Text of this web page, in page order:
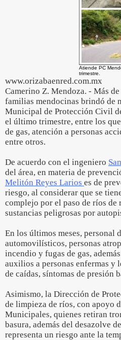
Atiende PC
trimestre.
www.orizabaenred.com.mx
Camerino Z. Mendoza. - Más
familias mendocinas brindó de
Municipal de Protección Civil
el último trimestre, entre los
de gas, atención a personas
entre otros.
De acuerdo con el ingeniero
del área, en materia de
Melitón Reyes Larios es de
riesgo, al considerar que se
complejo por el paso de ríos de
sustancias peligrosas por
En los últimos meses, personal
automovilísticos, personas
incendio y fugas de gas,
auxilios a personas enfermas y
de caídas, síntomas de presión
Asimismo, la Dirección de
de limpieza de ríos, con apoyo
Municipales, quienes retiran
basura, además del desazolve
representa un riesgo ante la